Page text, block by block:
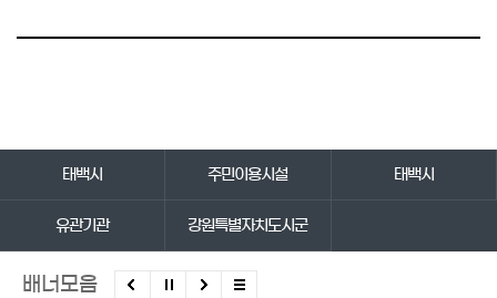
태백시 주민이용시설 태백시
유관기관 강원특별자치도시군
배너모음